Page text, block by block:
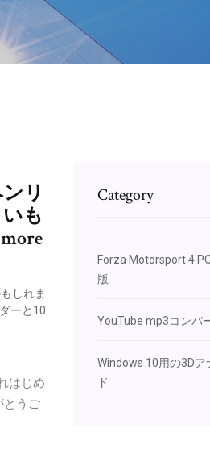
リ
も
しれま
ーと10
はじめ
とうご
Category
Forza Motorsport 4
版
YouTube mp3コンバ
Windows 10用の3D
ド